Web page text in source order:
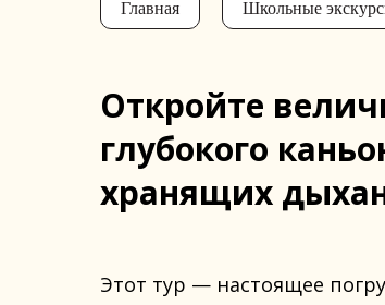
Главная Школьные
Откройте
глубокого
хранящих
Этот тур — настоящее